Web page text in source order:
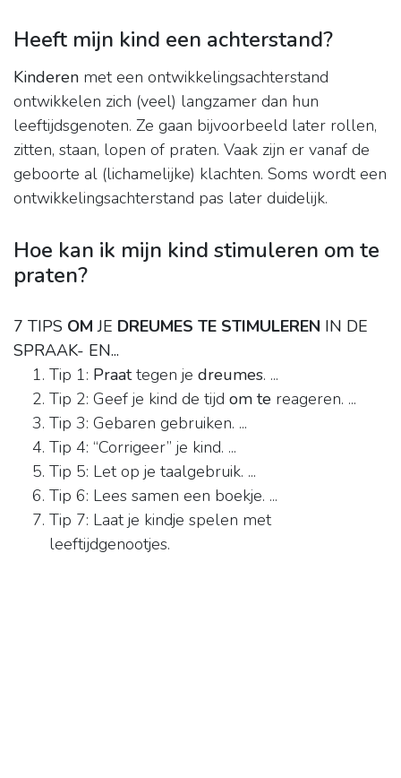
Heeft mijn kind een achterstand?
Kinderen met een ontwikkelingsachterstand
ontwikkelen zich (veel) langzamer dan hun
leeftijdsgenoten. Ze gaan bijvoorbeeld later rollen,
zitten, staan, lopen of praten. Vaak zijn er vanaf de
geboorte al (lichamelijke) klachten. Soms wordt een
ontwikkelingsachterstand pas later duidelijk.
Hoe kan ik mijn kind stimuleren om te
praten?
7 TIPS OM JE DREUMES TE STIMULEREN IN DE
SPRAAK- EN...
Tip 1: Praattegen je dreumes. ...
Tip 2: Geef je kind de tijd om te reageren. ...
Tip 3: Gebaren gebruiken. ...
Tip 4: “Corrigeer” je kind. ...
Tip 5: Let op je taalgebruik. ...
Tip 6: Lees samen een boekje. ...
Tip 7: Laat je kindje spelen met
leeftijdgenootjes.